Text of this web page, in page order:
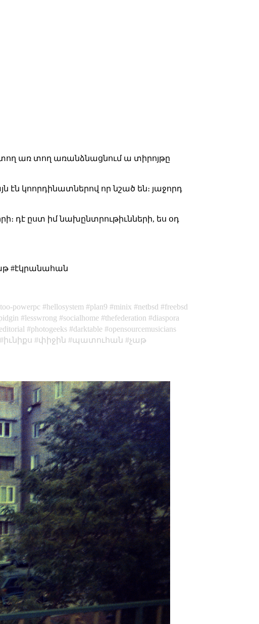
առ տող առանձնացնում ա տիրոյթը
կոորդինատներով որ նշած են։ յաջորդ
դէ ըստ իմ նախընտրութիւնների, ես օդ
#էկրանահան
powerpc hellosystem plan9 minix netbsd
freebsd
lesswrong socialhome thefederation
diaspora
editorial photogeeks darktable
opensourcemusicians
իւնիքս փիջին պատուհան
չաթ